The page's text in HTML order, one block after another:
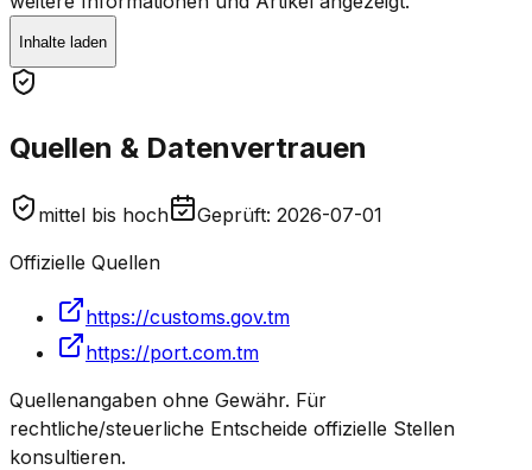
Inhalte laden
Quellen & Datenvertrauen
mittel bis hoch Geprüft: 2026-07-01
Offizielle Quellen
https://customs.gov.tm
https://port.com.tm
Quellenangaben ohne Gewähr. Für
rechtliche/steuerliche Entscheide offizielle Stellen
konsultieren.